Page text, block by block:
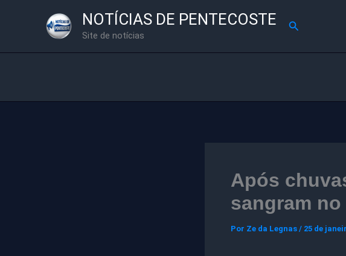
NOTÍCIAS DE PENTECOSTE
Site de notícias
Pesquisar
Após
sangram no
Por Ze da Legnas / 25 de